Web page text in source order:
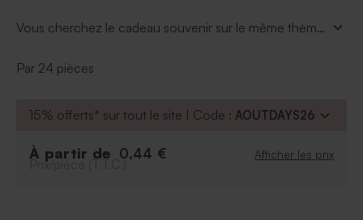
Vous cherchez le cadeau souvenir sur le même thème
dinosauresgarçon a le format parfait pour coller sur
Quelques bonbons suffiront à rendre joyeux ses petits
Par 24 pièces
15% offerts* sur tout le site | Code : AOUTDAYS26
À partir de 0,44 € Afficher les prix
Prix/pièce (T.T.C.)